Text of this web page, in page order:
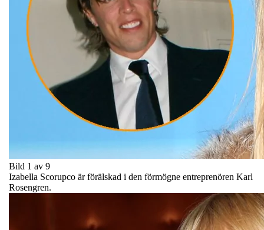
Bild 1 av 9
Izabella Scorupco är förälskad i den förmögne entreprenören Karl
Rosengren.